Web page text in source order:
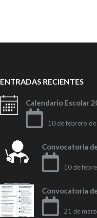
ENTRADAS RECIENTES
Calendario Escolar
10 de febrero
Convocatoria
10 de
Convocatoria
21 de